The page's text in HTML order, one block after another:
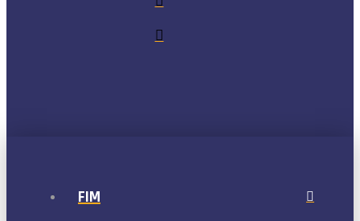
FIM